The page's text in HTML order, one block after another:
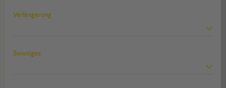
Verlängerung
Sonstiges